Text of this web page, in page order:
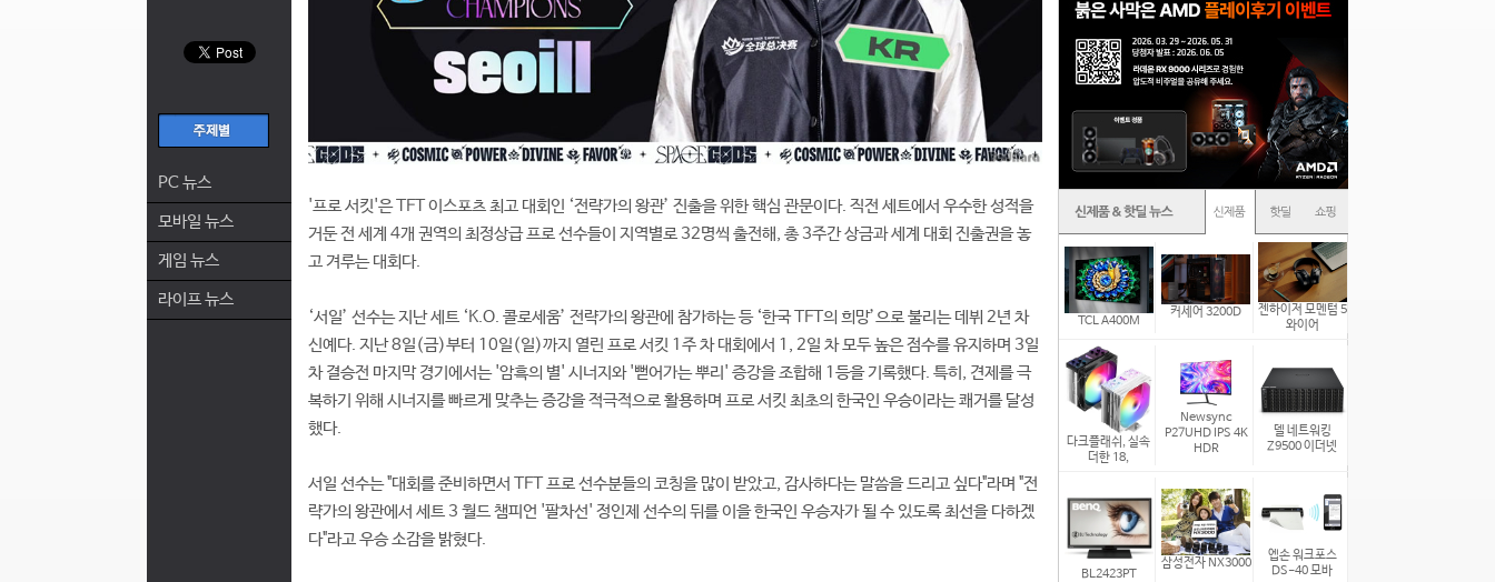
PC 뉴스
모바일 뉴스
게임 뉴스
라이프 뉴스
'프로 서킷'은 TFT 이스포츠 최고 대회인 ‘전략가의 왕관’ 진출을 위한 핵심 관문이다. 직전 세트에서 우수한 성적을
거둔 전 세계 4개 권역의 최정상급 프로 선수들이 지역별로 32명씩 출전해, 총 3주간 상금과 세계 대회 진출권을 놓
고 겨루는 대회다.
‘서일’ 선수는 지난 세트 ‘K.O. 콜로세움’ 전략가의 왕관에 참가하는 등 ‘한국 TFT의 희망’으로 불리는 데뷔 2년 차
신예다. 지난 8일(금)부터 10일(일)까지 열린 프로 서킷 1주 차 대회에서 1, 2일 차 모두 높은 점수를 유지하며 3일
차 결승전 마지막 경기에서는 '암흑의 별' 시너지와 '뻗어가는 뿌리' 증강을 조합해 1등을 기록했다. 특히, 견제를 극
복하기 위해 시너지를 빠르게 맞추는 증강을 적극적으로 활용하며 프로 서킷 최초의 한국인 우승이라는 쾌거를 달성
했다.
서일 선수는 "대회를 준비하면서 TFT 프로 선수분들의 코칭을 많이 받았고, 감사하다는 말씀을 드리고 싶다"라며 "전
략가의 왕관에서 세트 3 월드 챔피언 '팔차선' 정인제 선수의 뒤를 이을 한국인 우승자가 될 수 있도록 최선을 다하겠
다"라고 우승 소감을 밝혔다.
TCL A400M
커세어 3200D
젠하이저 모멘텀 5
와이어
다크플래쉬, 실속
더한 18,
Newsync
P27UHD IPS 4K
HDR
델 네트워킹
Z9500 이더넷
BL2423PT
삼성전자 NX3000
엡손 워크포스
DS-40 모바